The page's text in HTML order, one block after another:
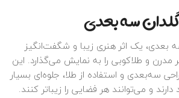
سه بعدی
بعدی، یک اثر هنری زیبا و شگفت‌انگیز
مدرن و طلاکوبی را به نمایش می‌گذارد. این
سه‌بعدی و استفاده از طلا، جلوه‌ای بسیار
و می‌توانند هر فضایی را زیباتر کنند.